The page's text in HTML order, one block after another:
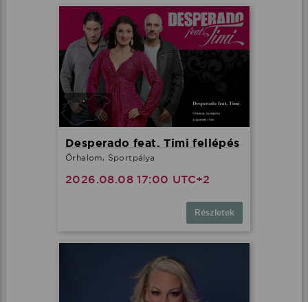
Desperado feat. Timi fellépés
Őrhalom, Sportpálya
2026.08.08 17:00 UTC+2
Részletek